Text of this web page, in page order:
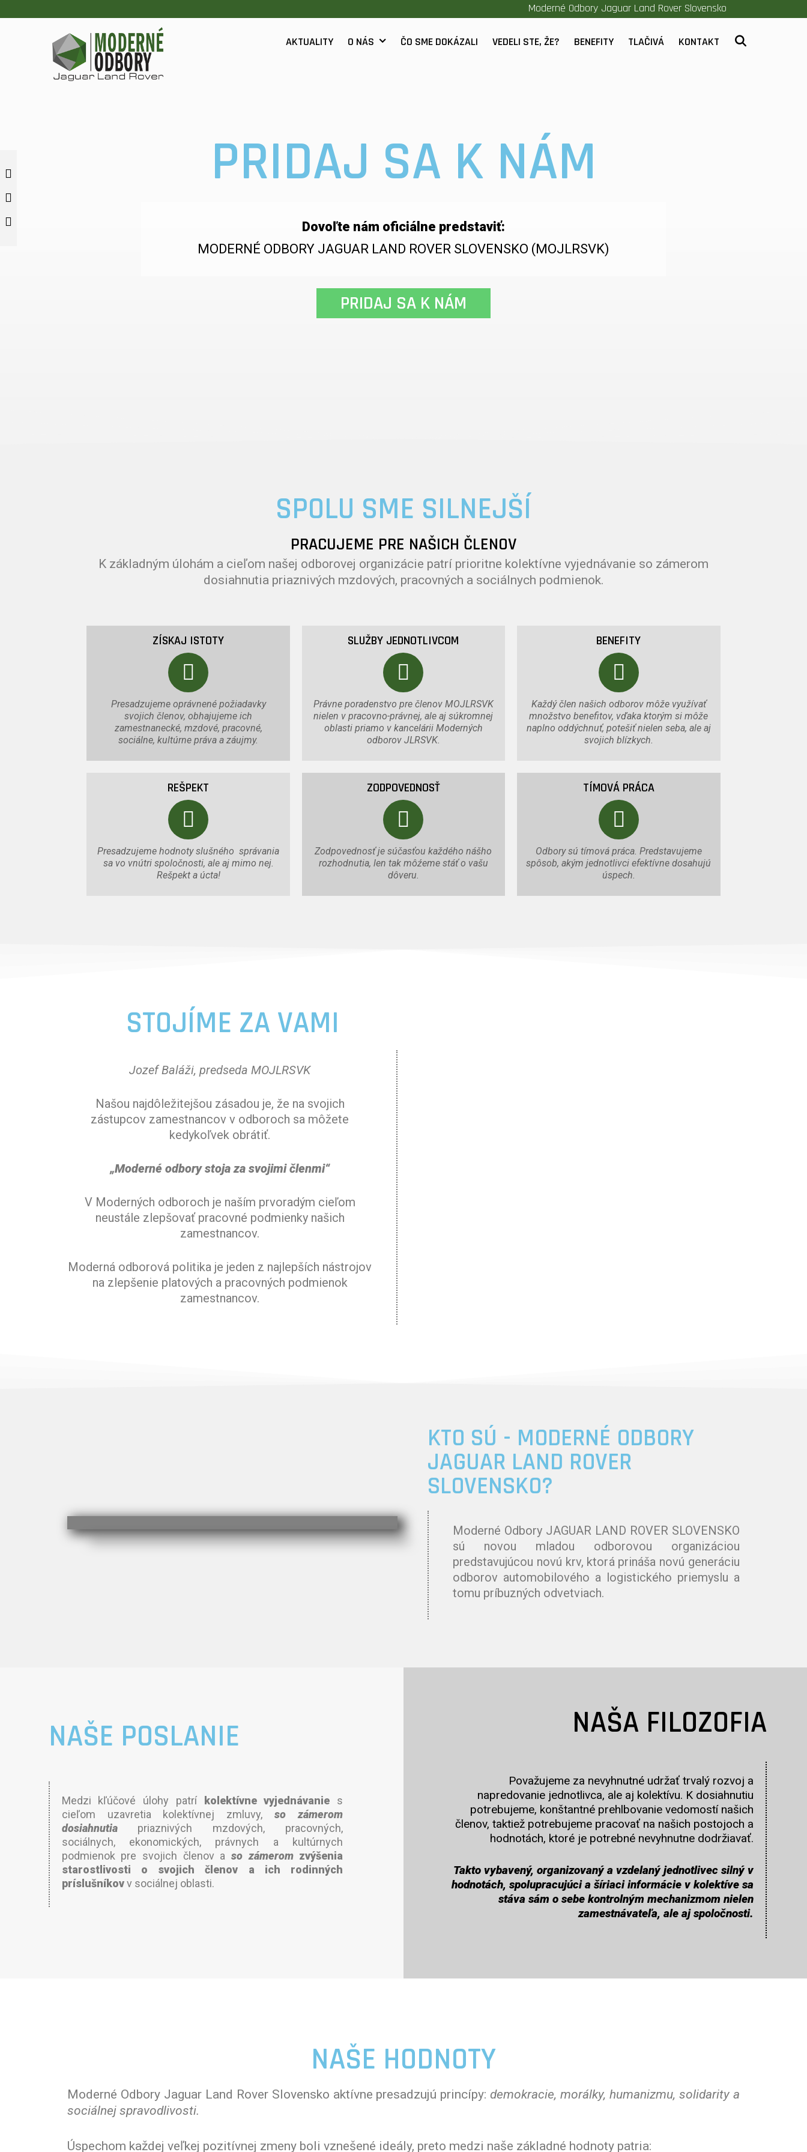
Moderné Odbory Jaguar Land Rover Slovensko
AKTUALITY O NÁS ČO SME DOKÁZALI VEDELI STE, ŽE? BENEFITY TLAČIVÁ KONTAKT
PRIDAJ SA K NÁM
Dovoľte nám oficiálne predstaviť:
MODERNÉ ODBORY JAGUAR LAND ROVER SLOVENSKO (MOJLRSVK)
PRIDAJ SA K NÁM
SPOLU SME SILNEJŠÍ
PRACUJEME PRE NAŠICH ČLENOV
K základným úlohám a cieľom našej odborovej organizácie patrí prioritne kolektívne vyjednávanie so zámerom
dosiahnutia priaznivých mzdových, pracovných a sociálnych podmienok.
ZÍSKAJ ISTOTY
Presadzujeme oprávnené požiadavky
svojich členov, obhajujeme ich
zamestnanecké, mzdové, pracovné,
sociálne, kultúrne práva a záujmy.
SLUŽBY JEDNOTLIVCOM
Právne poradenstvo pre členov MOJLRSVK
nielen v pracovno-právnej, ale aj súkromnej
oblasti priamo v kancelárii Moderných
odborov JLRSVK.
BENEFITY
Každý člen našich odborov môže využívať
množstvo benefitov, vďaka ktorým si môže
naplno oddýchnuť, potešiť nielen seba, ale aj
svojich blízkych.
REŠPEKT
Presadzujeme hodnoty slušného správania
sa vo vnútri spoločnosti, ale aj mimo nej.
Rešpekt a úcta!
ZODPOVEDNOSŤ
Zodpovednosť je súčasťou každého nášho
rozhodnutia, len tak môźeme stáť o vašu
dôveru.
TÍMOVÁ PRÁCA
Odbory sú tímová práca. Predstavujeme
spôsob, akým jednotlivci efektívne dosahujú
úspech.
STOJÍME ZA VAMI
Jozef Baláži, predseda MOJLRSVK
Našou najdôležitejšou zásadou je, že na svojich
zástupcov zamestnancov v odboroch sa môžete
kedykoľvek obrátiť.
„Moderné odbory stoja za svojimi členmi“
V Moderných odboroch je naším prvoradým cieľom
neustále zlepšovať pracovné podmienky našich
zamestnancov.
Moderná odborová politika je jeden z najlepších nástrojov
na zlepšenie platových a pracovných podmienok
zamestnancov.
KTO SÚ - MODERNÉ ODBORY
JAGUAR LAND ROVER
SLOVENSKO?
Moderné Odbory JAGUAR LAND ROVER SLOVENSKO
sú novou mladou odborovou organizáciou
predstavujúcou novú krv, ktorá prináša novú generáciu
odborov automobilového a logistického priemyslu a
tomu príbuzných odvetviach.
NAŠE POSLANIE
Medzi kľúčové úlohy patrí kolektívne vyjednávanie s
cieľom uzavretia kolektívnej zmluvy,so zámerom
dosiahnutia
priaznivých mzdových, pracovných,
sociálnych, ekonomických, právnych a kultúrnych
podmienok pre svojich členov a so zámeromzvýšenia
starostlivosti o svojich členov a ich rodinných
príslušníkovv sociálnej oblasti.
NAŠA FILOZOFIA
Považujeme za nevyhnutné udržať trvalý rozvoj a
napredovanie jednotlivca, ale aj kolektívu. K dosiahnutiu
potrebujeme, konštantné prehlbovanie vedomostí našich
členov, taktiež potrebujeme pracovať na našich postojoch a
hodnotách, ktoré je potrebné nevyhnutne dodržiavať.
Takto vybavený, organizovaný a vzdelaný jednotlivec silný v
hodnotách, spolupracujúci a šíriaci informácie v kolektíve sa
stáva sám o sebe kontrolným mechanizmom nielen
zamestnávateľa, ale aj spoločnosti.
NAŠE HODNOTY
Moderné Odbory Jaguar Land Rover Slovensko aktívne presadzujú princípy: demokracie, morálky, humanizmu, solidarity a
sociálnej spravodlivosti.
Úspechom každej veľkej pozitívnej zmeny boli vznešené ideály, preto medzi naše základné hodnoty patria: